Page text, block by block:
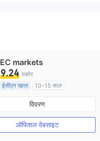
EC markets
9.24 स्कोर
ईसीएन खाता
10-15 साल
ऑस्ट्रेलिया विनियमन
मार्केट मेकिंग (एमएम)
मुख्य-लेबल MT4
विवरण
ऑफिशल वेबसाइट